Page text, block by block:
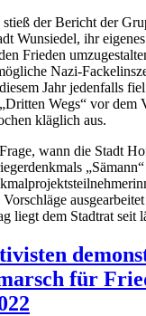
der Bericht der
Wunsiedel, ihr
Frieden
Nazi-
Jahr jedenfalls
Wegs“ vor dem
kläglich aus.
wann die Stadt
liegt dem Stadtrat seit
für